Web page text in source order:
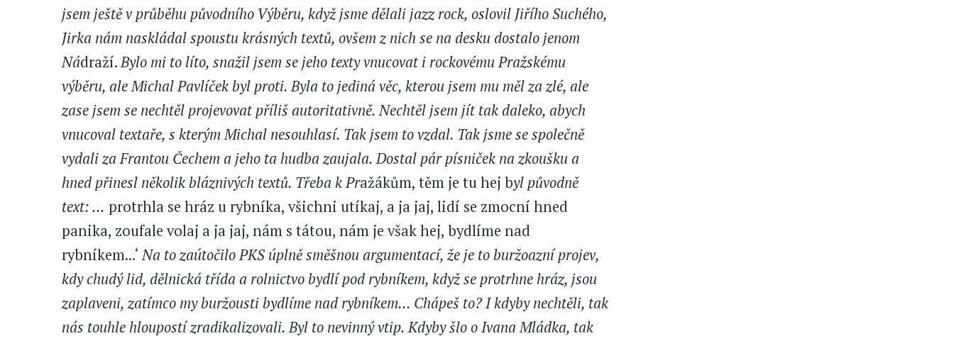
jsem ještě v průběhu původního Výběru, když jsme dělali jazz rock, oslovil Jiřího Suchého,
Jirka nám naskládal spoustu krásných textů, ovšem z nich se na desku dostalo jenom
Nádraží.Bylo mi to líto, snažil jsem se jeho texty vnucovat i rockovému Pražskému
výběru, ale Michal Pavlíček byl proti. Byla to jediná věc, kterou jsem mu měl za zlé, ale
zase jsem se nechtěl projevovat příliš autoritativně. Nechtěl jsem jít tak daleko, abych
vnucoval textaře, s kterým Michal nesouhlasí. Tak jsem to vzdal. Tak jsme se společně
vydali za Frantou Čechem a jeho ta hudba zaujala. Dostal pár písniček na zkoušku a
hned přinesl několik bláznivých textů. Třeba k Pražákům, těm je tu hej byl původně
text: ... protrhla se hráz u rybníka, všichni utíkaj, a ja jaj, lidí se zmocní hned
panika, zoufale volaj a ja jaj, nám s tátou, nám je však hej, bydlíme nad
rybníkem...‘Na to zaútočilo PKS úplně směšnou argumentací, že je to buržoazní projev,
kdy chudý lid, dělnická třída a rolnictvo bydlí pod rybníkem, když se protrhne hráz, jsou
zaplaveni, zatímco my buržousti bydlíme nad rybníkem... Chápeš to? I kdyby nechtěli, tak
nás touhle hloupostí zradikalizovali. Byl to nevinný vtip. Kdyby šlo o Ivana Mládka, tak